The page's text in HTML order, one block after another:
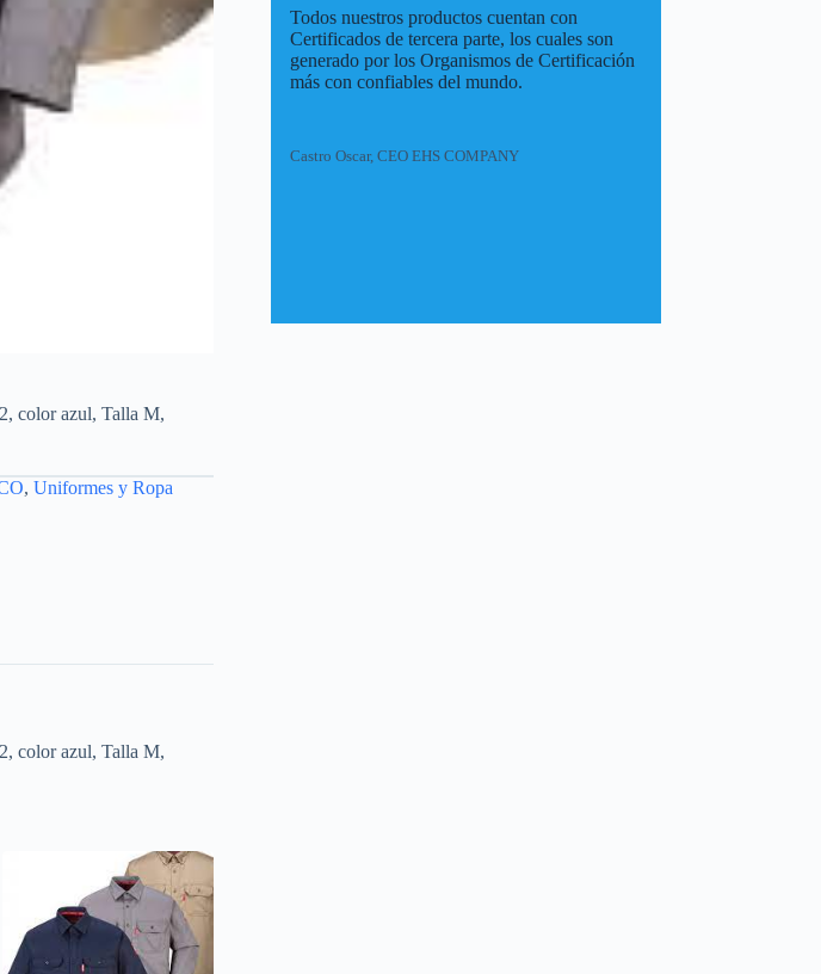
color azul, Talla M,
, Uniformes y Ropa
color azul, Talla M,
Todos nuestros productos cuentan con
Certificados de tercera parte, los cuales son
generado por los Organismos de Certificación
más con confiables del mundo.
Castro Oscar, CEO EHS COMPANY